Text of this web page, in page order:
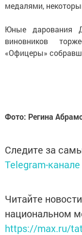
медалями,
Юные дарования
виновников
«Офицеры»
Фото: Регина
Следите за
Telegram-канале
Читайте
национальном
https://max.ru/